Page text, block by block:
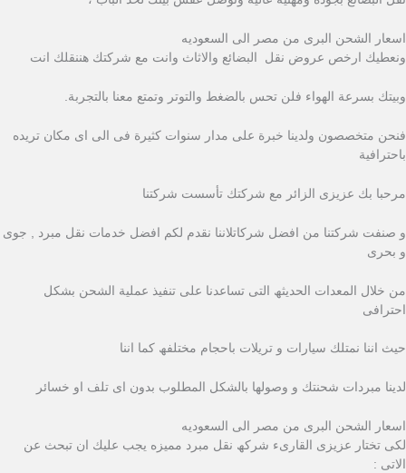
اسعار الشحن البرى من مصر الى السعوديه
ونعطيك ارخص عروض نقل البضائع والاثاث وانت مع شركتك هننقلك انت
وبيتك بسرعة الهواء فلن تحس بالضغط والتوتر وتمتع معنا بالتجربة.
فنحن متخصصون ولدينا خبرة على مدار سنوات كثيرة فى الى اى مكان تريده
باحترافية
مرحبا بك عزیزى الزائر مع شركتك تأسست شركتنا
و صنفت شركتنا من افضل شركاتلاننا نقدم لكم افضل خدمات نقل مبرد , جوى
و بحرى
من خلال المعدات الحدیثھ التى تساعدنا على تنفیذ عملیة الشحن بشكل
احترافى
حیث اننا نمتلك سیارات و تریلات باحجام مختلفھ كما اننا
لدینا مبردات شحنتك و وصولھا بالشكل المطلوب بدون اى تلف او خسائر
اسعار الشحن البرى من مصر الى السعوديه
لكى تختار عزیزى القارىء شركھ نقل مبرد ممیزه یجب علیك ان تبحث عن
الاتى :